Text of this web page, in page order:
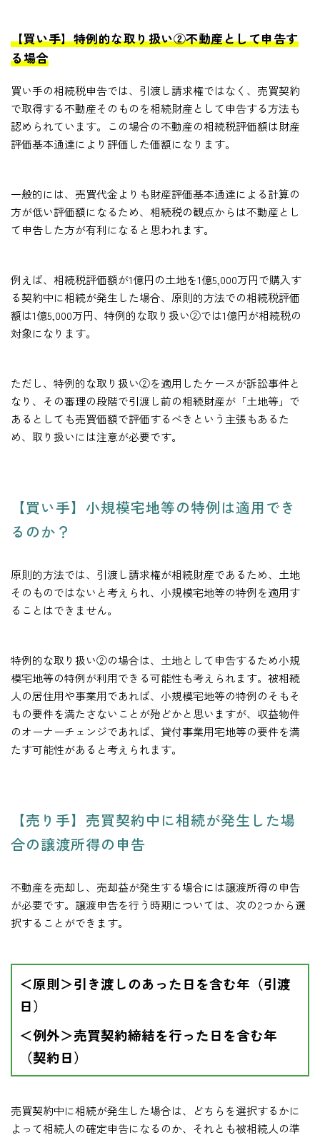
【買い手】特例的な取り扱い②不動産として申告す
る場合
買い手の相続税申告では、引渡し請求権ではなく、売買契約
で取得する不動産そのものを相続財産として申告する方法も
認められています。この場合の不動産の相続税評価額は財産
評価基本通達により評価した価額になります。
一般的には、売買代金よりも財産評価基本通達による計算の
方が低い評価額になるため、相続税の観点からは不動産とし
て申告した方が有利になると思われます。
例えば、相続税評価額が1億円の土地を1億5,000万円で購入す
る契約中に相続が発生した場合、原則的方法での相続税評価
額は1億5,000万円、特例的な取り扱い②では1億円が相続税の
対象になります。
ただし、特例的な取り扱い②を適用したケースが訴訟事件と
なり、その審理の段階で引渡し前の相続財産が「土地等」で
あるとしても売買価額で評価するべきという主張もあるた
め、取り扱いには注意が必要です。
【買い手】小規模宅地等の特例は適用でき
るのか？
原則的方法では、引渡し請求権が相続財産であるため、土地
そのものではないと考えられ、小規模宅地等の特例を適用す
ることはできません。
特例的な取り扱い②の場合は、土地として申告するため小規
模宅地等の特例が利用できる可能性も考えられます。被相続
人の居住用や事業用であれば、小規模宅地等の特例のそもそ
もの要件を満たさないことが殆どかと思いますが、収益物件
のオーナーチェンジであれば、貸付事業用宅地等の要件を満
たす可能性があると考えられます。
【売り手】売買契約中に相続が発生した場
合の譲渡所得の申告
不動産を売却し、売却益が発生する場合には譲渡所得の申告
が必要です。譲渡申告を行う時期については、次の2つから選
択することができます。
＜原則＞引き渡しのあった日を含む年（引渡
日）
＜例外＞売買契約締結を行った日を含む年
（契約日）
売買契約中に相続が発生した場合は、どちらを選択するかに
よって相続人の確定申告になるのか、それとも被相続人の準